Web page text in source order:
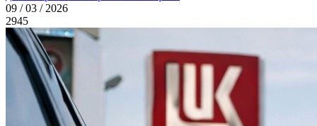
09 / 03 / 2026
2945